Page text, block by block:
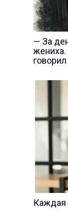
— За
жениха.
Каждая